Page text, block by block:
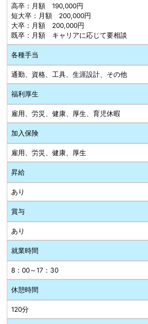
高卒：月額 190,000円
短大卒：月額 200,000円
大卒：月額 200,000円
既卒：月額 キャリアに応じて要相談
各種手当
通勤、資格、工具、生涯設計、その他
福利厚生
雇用、労災、健康、厚生、育児休暇
加入保険
雇用、労災、健康、厚生
昇給
あり
賞与
あり
就業時間
8：00～17：30
休憩時間
120分